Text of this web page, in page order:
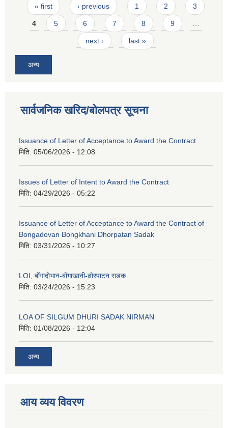
Pages
« first ‹ previous 1 2 3
4 5 6 7 8 9 …
next › last »
अन्य
सार्वजनिक खरिद/बोलपत्र सूचना
Issuance of Letter of Acceptance to Award the Contract
मिति: 05/06/2026 - 12:08
Issues of Letter of Intent to Award the Contract
मिति: 04/29/2026 - 05:22
Issuance of Letter of Acceptance to Award the Contract of
Bongadovan Bongkhani Dhorpatan Sadak
मिति: 03/31/2026 - 10:27
LOI, बोंगादोभान-बोंगाखानी-ढोरपाटन सडक
मिति: 03/24/2026 - 15:23
LOA OF SILGUM DHURI SADAK NIRMAN
मिति: 01/08/2026 - 12:04
अन्य
आय व्यय विवरण